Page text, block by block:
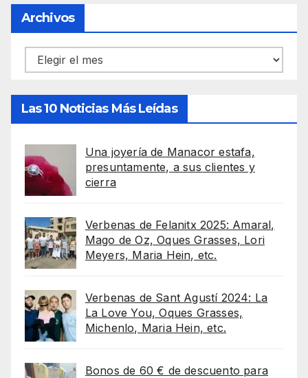
Archivos
Archivos
Las 10 Noticias Más Leídas
Una joyería de Manacor estafa,
presuntamente, a sus clientes y
cierra
Verbenas de Felanitx 2025: Amaral,
Mago de Oz, Oques Grasses, Lori
Meyers, Maria Hein, etc.
Verbenas de Sant Agustí 2024: La
La Love You, Oques Grasses,
Michenlo, Maria Hein, etc.
Bonos de 60 € de descuento para